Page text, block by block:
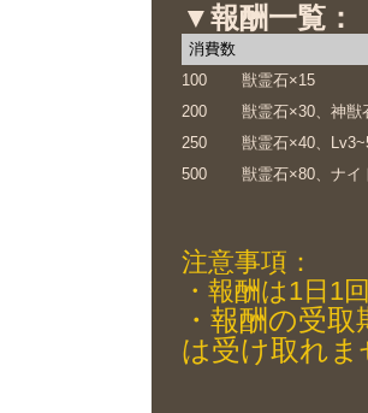
▼報酬一覧：
消費数
100
獣霊石×15
200
獣霊石×30、神獣
250
獣霊石×40、
500
獣霊石×80、ナイ
注意事項：
・報酬は1日1
・報酬の受
は受け取れま